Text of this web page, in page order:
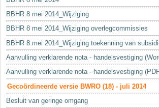
BBHR 8 mei 2014_Wijziging
BBHR 8 mei 2014_Wijziging overlegcommissies
BBHR 8 mei 2014_Wijziging toekenning van
Aanvulling verklarende nota - handelsvestiging
Aanvulling verklarende nota - handelsvestiging
Gecoördineerde versie BWRO (18) - juli 2014
Besluit van geringe omgang